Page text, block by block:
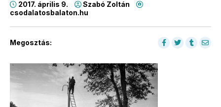
2017. április 9.
Szabó Zoltán
csodalatosbalaton.hu
Megosztás: